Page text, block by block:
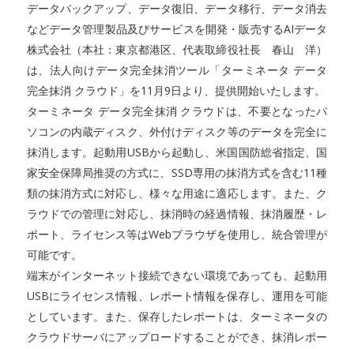
データバックアップ、データ復旧、データ移行、データ消去
などデータ管理製品及びサービスを開発・販売するAIデータ
株式会社（本社：東京都港区、代表取締役社長 春山 洋）
は、法人向けデータ完全抹消ツール「ターミネータ データ
完全抹消 クラウド」を11月9日より、提供開始いたします。
ターミネータ データ完全抹消 クラウドは、不要となったパ
ソコンの内蔵ディスク、外付けディスク等のデータを完全に
抹消します。起動用USBから起動し、米国国防総省指定、国
家安全保障局推奨の方式に、SSD専用の抹消方式を含む11種
類の抹消方式に対応し、様々な用途に適応します。また、ク
ラウドでの管理に対応し、抹消時の経過情報、抹消履歴・レ
ポート、ライセンス等はWebブラウザを使用し、統合管理が
可能です。
端末がインターネット接続できない環境であっても、起動用
USBにライセンス情報、レポート情報を保存し、運用を可能
としています。また、保存したレポートは、ターミネータの
クラウドサーバにアップロードすることができ、抹消レポー